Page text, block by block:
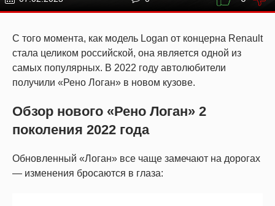
С того момента, как модель Logan от концерна Renault
стала целиком российской, она является одной из
самых популярных. В 2022 году автолюбители
получили «Рено Логан» в новом кузове.
Обзор нового «Рено Логан» 2
поколения 2022 года
Обновленный «Логан» все чаще замечают на дорогах
— изменения бросаются в глаза: